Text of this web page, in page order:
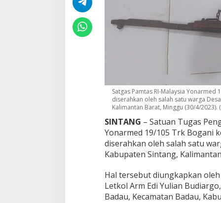
n
p
a
n
P
d
a
S
a
t
a
s
P
Satgas Pamtas RI-Malaysia
diserahkan oleh salah satu warga
Kalimantan Barat, Minggu (30/4/2023).
SINTANG – Satuan Tugas
Yonarmed 19/105 Trk Bogani
diserahkan oleh salah satu
Kabupaten Sintang,
Hal tersebut diungkapkan
Letkol Arm Edi Yulian
Badau, Kecamatan Badau,